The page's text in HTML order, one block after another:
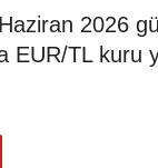
2026
EUR/TL kuru